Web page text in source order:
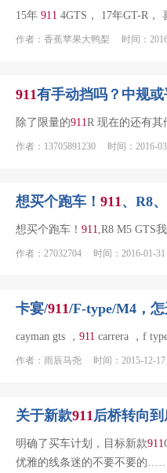
15年 911 4GTS， 17年GT-R
作者：香蕉苹果大鸭梨 时间：
911有手动挡吗？中规
除了限量的911R 现在的还有其
作者：13705891230 时间：2016-
想买个跑车！ 911、R8
想买个跑车！ 911,R8 M5 GTS
作者：27032704 时间：2016-01-31
卡宴/911/F-type/M4，怎
cayman gts ， 911 carrera ，f
作者：雨辰马尧 时间：2015-12-17
关于新款911后桥转向到
明确了买车计划，目标新款911
优雅的线条迷的不要不要的